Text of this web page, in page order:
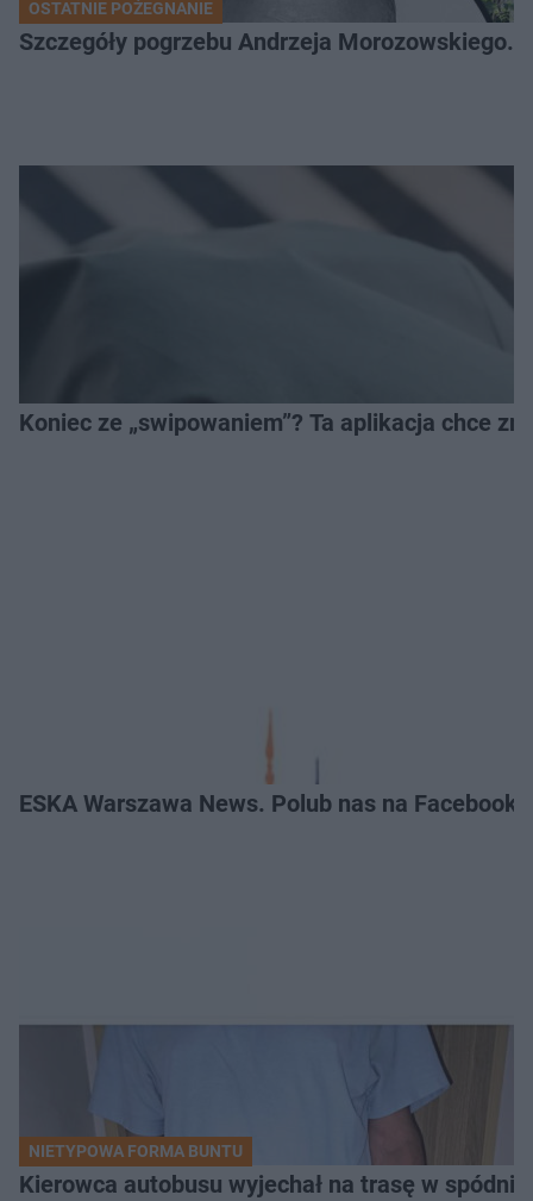
OSTATNIE POŻEGNANIE
Szczegóły pogrzebu Andrzeja Morozowskiego.
Koniec ze „swipowaniem”? Ta aplikacja chce
ESKA Warszawa News. Polub nas na
NIETYPOWA FORMA BUNTU
Kierowca autobusu wyjechał na trasę w